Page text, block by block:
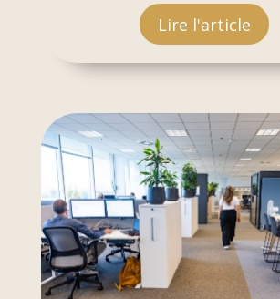
Lire l'article